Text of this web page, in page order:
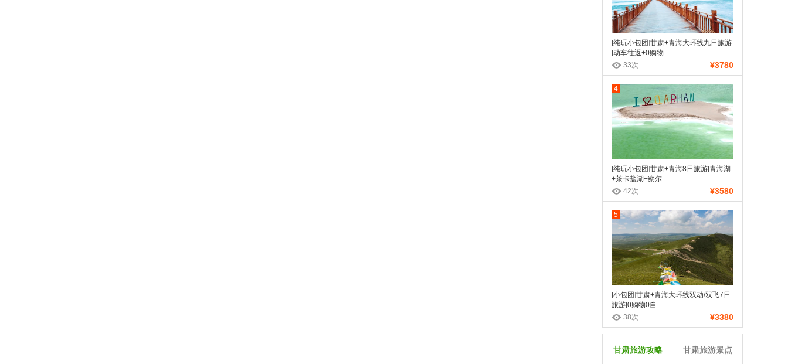
[纯玩小包团]甘肃+青海大环线九日旅游
[动车往返+0购物...
33次
¥3780
4
[纯玩小包团]甘肃+青海8日旅游[青海湖
+茶卡盐湖+察尔...
42次
¥3580
5
[小包团]甘肃+青海大环线双动/双飞7日
旅游[0购物0自...
38次
¥3380
甘肃旅游攻略 甘肃旅游景点